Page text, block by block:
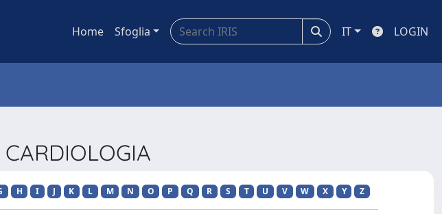
Home Sfoglia IT LOGIN
H I J K L M N O P Q R S T U V W X Y Z